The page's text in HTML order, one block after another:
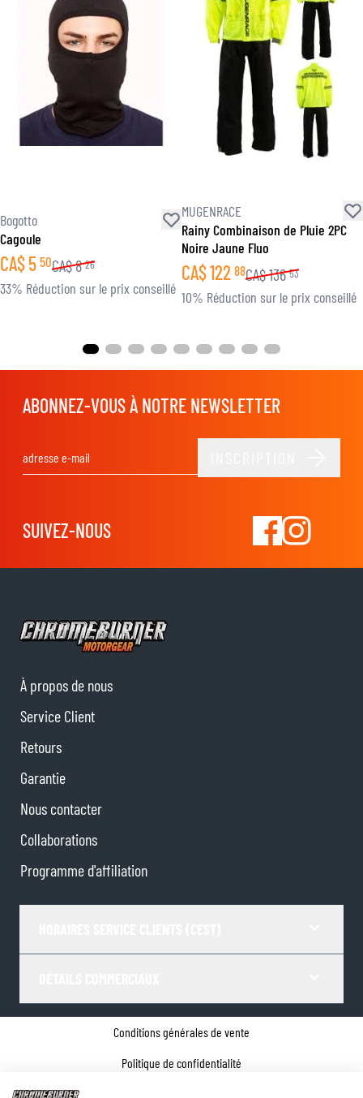
Bogotto
Cagoule
CA$5 50CA$8 26
33% Réduction sur le prix conseillé
MUGENRACE
Rainy Combinaison de Pluie 2PC
Noire Jaune Fluo
CA$122 88CA$136 53
10% Réduction sur le prix conseillé
ABONNEZ-VOUS À NOTRE NEWSLETTER
SUIVEZ-NOUS
À propos de nous
Service Client
Retours
Garantie
Nous contacter
Collaborations
Programme d'affiliation
Conditions générales de vente
Politique de confidentialité